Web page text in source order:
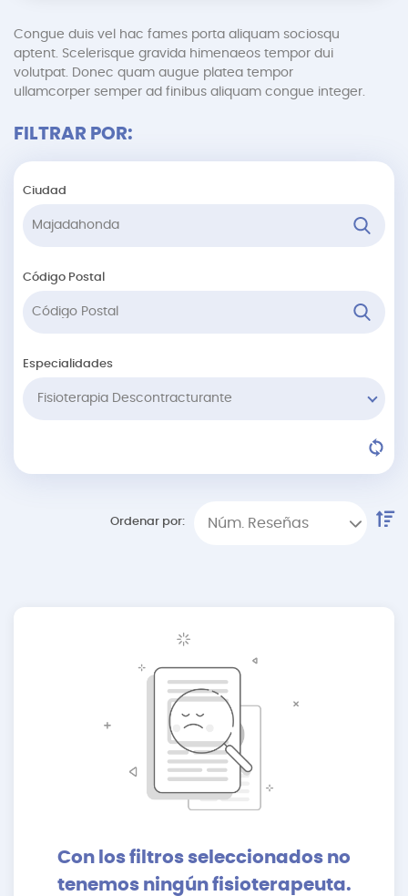
Congue duis vel hac fames porta aliquam sociosqu
aptent. Scelerisque gravida himenaeos tempor dui
volutpat. Donec quam augue platea tempor
ullamcorper semper ad finibus aliquam congue integer.
FILTRAR POR:
Ciudad
Código Postal
Especialidades
Fisioterapia Descontracturante
Ordenar por: Núm. Reseñas
Con los filtros seleccionados no
tenemos ningún fisioterapeuta.